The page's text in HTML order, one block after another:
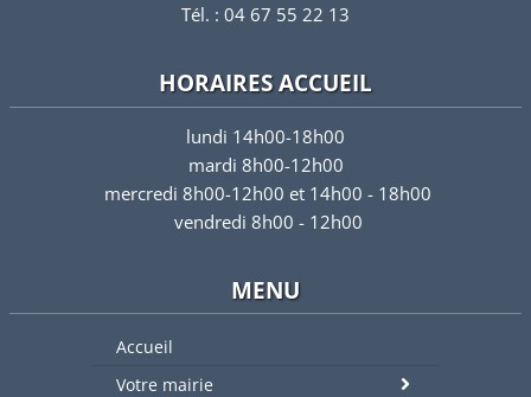
Tél. : 04 67 55 22 13
HORAIRES ACCUEIL
lundi 14h00-18h00
mardi 8h00-12h00
mercredi 8h00-12h00 et 14h00 - 18h00
vendredi 8h00 - 12h00
MENU
Accueil
Votre mairie